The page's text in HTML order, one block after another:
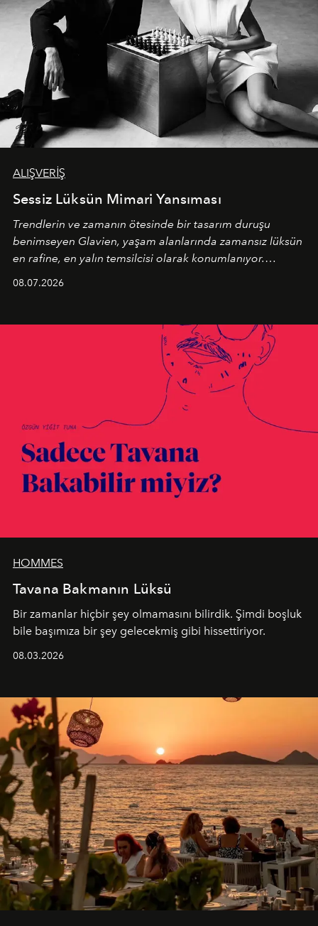
ALIŞVERİŞ
Sessiz Lüksün Mimari Yansıması
Trendlerin ve zamanın ötesinde bir tasarım duruşu
benimseyen Glavien, yaşam alanlarında zamansız lüksün
en rafine, en yalın temsilcisi olarak konumlanıyor.
08.07.2026
HOMMES
Tavana Bakmanın Lüksü
Bir zamanlar hiçbir şey olmamasını bilirdik. Şimdi boşluk
bile başımıza bir şey gelecekmiş gibi hissettiriyor.
08.03.2026